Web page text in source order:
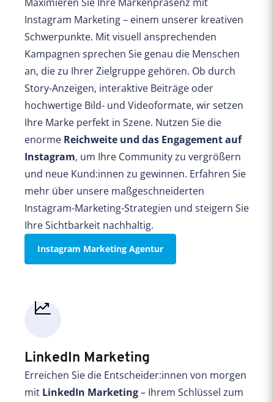
Instagram Marketing – einem unserer kreativen
Schwerpunkte. Mit visuell ansprechenden
Kampagnen sprechen Sie genau die Menschen
an, die zu Ihrer Zielgruppe gehören. Ob durch
Story-Anzeigen, interaktive Beiträge oder
hochwertige Bild- und Videoformate, wir setzen
Ihre Marke perfekt in Szene. Nutzen Sie die
enorme Reichweite und das Engagement auf
Instagram, um Ihre Community zu vergrößern
und neue Kund:innen zu gewinnen. Erfahren Sie
mehr über unsere maßgeschneiderten
Instagram-Marketing-Strategien und steigern Sie
Ihre Sichtbarkeit nachhaltig.
Instagram Marketing Agentur
LinkedIn Marketing
Erreichen Sie die Entscheider:innen von morgen
mit LinkedIn Marketing– Ihrem Schlüssel zum